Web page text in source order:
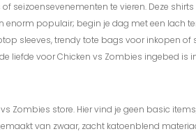
te vieren. Deze
populair; begin je dag met een lach
sleeves, trendy tote bags voor inkopen
liefde voor Chicken vs Zombies ingebed
Zombies store. Hier vind je geen basic
van zwaar, zacht katoenblend